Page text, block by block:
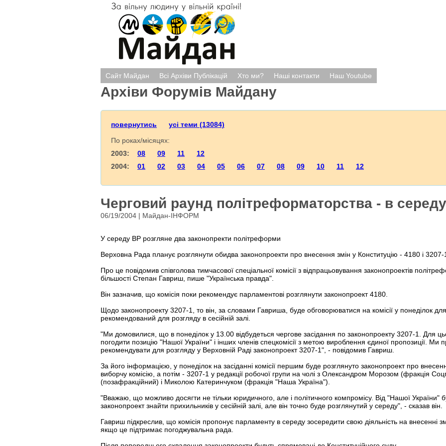
Сайт Майдан Всі Архіви Публікацій Хто ми? Наші контакти Наш Youtube
Архіви Форумів Майдану
повернутись
усі теми (13084)
По роках/місяцях:
2003: 08 09 11
12
2004: 01 02 03 04 05 06 07 08 09 10 11 12
Черговий раунд політреформаторства - в
06/19/2004 | Майдан-ІНФОРМ
У середу ВР розгляне два законопректи політреформи
Верховна Рада планує розглянути обидва законопроекти про внесення змін у Конституцію - 4180 і
Про це повідомив співголова тимчасової спеціальної комісії з відпрацьовування законопроектів
більшості Степан Гавриш, пише "Українська правда".
Він зазначив, що комісія поки рекомендує парламентові розглянути законопроект 4180.
Щодо законопроекту 3207-1, то він, за словами Гавриша, буде обговорюватися на комісії у понеділок
рекомендований для розгляду в сесійній залі.
"Ми домовилися, що в понеділок у 13.00 відбудеться чергове засідання по законопроекту 3207-1. Для
погодити позицію "Нашої України" і інших членів спецкомісії з метою вироблення єдиної пропозиції. Ми
рекомендувати для розгляду у Верховній Раді законопроект 3207-1", - повідомив Гавриш.
За його інформацією, у понеділок на засіданні комісії першим буде розглянуто законопроект про
виборчу комісію, а потім - 3207-1 у редакції робочої групи на чолі з Олександром Морозом (фракція
(позафракційний) і Миколою Катеринчуком (фракція "Наша Україна").
"Вважаю, що можливо досягти не тільки юридичного, але і політичного компромісу. Від "Нашої України"
законопроект знайти прихильників у сесійній залі, але він точно буде розглянутий у середу", - сказав він.
Гавриш підкреслив, що комісія пропонує парламенту в середу зосередити свою діяльність на внесенні
якщо це підтримає погоджувальна рада.